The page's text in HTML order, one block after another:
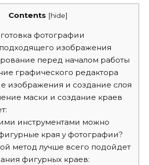
Contents [hide]
фотографии
изображения
перед началом работы
графического редактора
изображения и создание слоя
маски и создание краев
инструментами можно
края у фотографии?
метод лучше всего подойдет
фигурных краев: